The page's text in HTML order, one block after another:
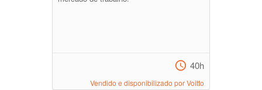
40h
Vendido e disponibilizado por Voitto